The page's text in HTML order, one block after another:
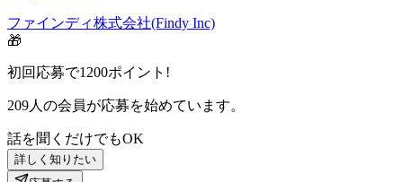
ファインディ株式会社(Findy Inc)
🎁
初回応募で1200ポイント!
209人の会員が応募を始めています。
話を聞くだけでもOK
詳しく知りたい